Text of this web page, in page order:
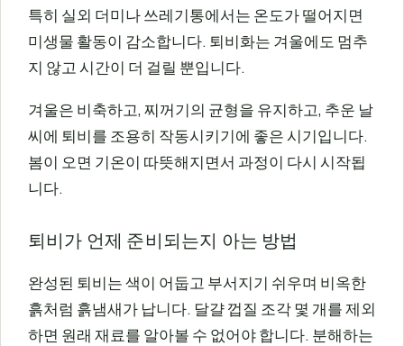
특히 실외 더미나 쓰레기통에서는 온도가 떨어지면
미생물 활동이 감소합니다. 퇴비화는 겨울에도 멈추
지 않고 시간이 더 걸릴 뿐입니다.
겨울은 비축하고, 찌꺼기의 균형을 유지하고, 추운 날
씨에 퇴비를 조용히 작동시키기에 좋은 시기입니다.
봄이 오면 기온이 따뜻해지면서 과정이 다시 시작됩
니다.
퇴비가 언제 준비되는지 아는 방법
완성된 퇴비는 색이 어둡고 부서지기 쉬우며 비옥한
흙처럼 흙냄새가 납니다. 달걀 껍질 조각 몇 개를 제외
하면 원래 재료를 알아볼 수 없어야 합니다. 분해하는